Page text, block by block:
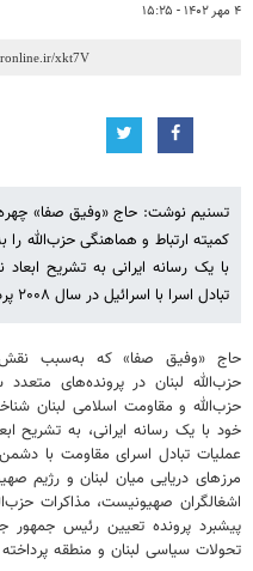
۴ مهر ۱۴۰۲ - ۱۵:۲۵
تسنیم نوشت: حاج «وفیق صفا» چهره
کمیته ارتباط و هماهنگی حزب‌الله
تبادل اسرا با اسرائیل در سال ۲۰۰۸ پرداخته است.
حاج «وفیق صفا» که به‌سبب نقش
حزب‌الله لبنان در پرونده‌های
حزب‌الله و مقاومت اسلامی لبنان
مرزهای دریایی میان لبنان و رژیم
اشغالگران صهیونیست، مذاکرات
پیشبرد پرونده تعیین رئیس جمهور
تحولات سیاسی لبنان و منطقه